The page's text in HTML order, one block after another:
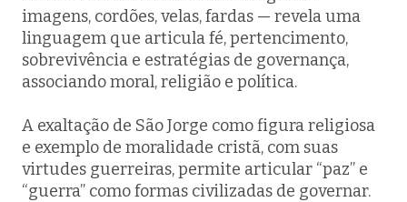
imagens, cordões, velas, fardas — revela uma
linguagem que articula fé, pertencimento,
sobrevivência e estratégias de governança,
associando moral, religião e política.
A exaltação de São Jorge como figura religiosa
e exemplo de moralidade cristã, com suas
virtudes guerreiras, permite articular “paz” e
“guerra” como formas civilizadas de governar.